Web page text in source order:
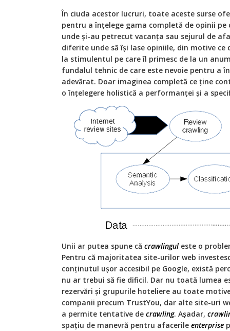
În ciuda acestor lucruri, toate aceste surse
pentru a înţelege gama completă de opinii pe
unde și-au petrecut vacanţa sau sejurul de
diferite unde să își lase opiniile, din motive
la stimulentul pe care îl primesc de la un
fundalul tehnic de care este nevoie pentru a
adevărat. Doar imaginea completă ce ţine
o înţelegere holistică a performanţei și a
Unii ar putea spune că crawlingul este o
Pentru că majoritatea site-urilor web
conţinutul ușor accesibil pe Google, există
nu ar trebui să fie dificil. Dar nu toată lumea
rezervări și grupurile hoteliere au toate
companii precum TrustYou, dar alte site-uri
a permite tentative de crawling. Așadar,
spaţiu de manevră pentru afacerile enterprise